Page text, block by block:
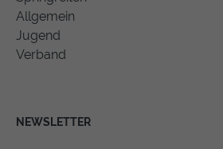
Allgemein
Jugend
Verband
NEWSLETTER